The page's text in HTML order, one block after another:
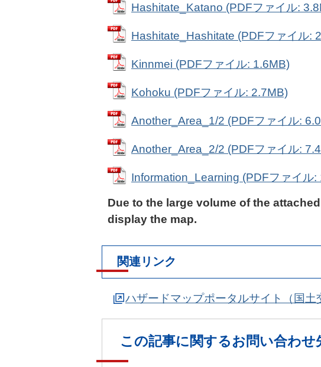
Hashitate_Katano (PDFファイル:
Hashitate_Hashitate (PDFファイル:
Kinnmei (PDFファイル: 1.6MB)
Kohoku (PDFファイル: 2.7MB)
Another_Area_1/2 (PDFファイル:
Another_Area_2/2 (PDFファイル:
Information_Learning (PDFファイル:
Due to the large volume of the
display the map.
関連リンク
ハザードマップポータルサイト（国土
この記事に関するお問い合わせ